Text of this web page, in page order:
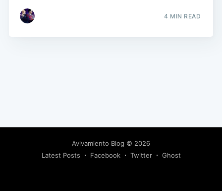
4 MIN READ
Avivamiento Blog © 2026
Latest Posts
Facebook Twitter Ghost